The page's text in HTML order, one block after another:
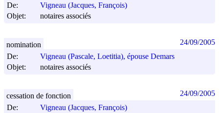
De:
Vigneau (Jacques, François)
Objet:
notaires associés
De:
Vigneau (Pascale, Loetitia), épouse Demars
Objet:
notaires associés
nomination 24/09/2005
De:
Vigneau (Jacques, François)
cessation de fonction 24/09/2005